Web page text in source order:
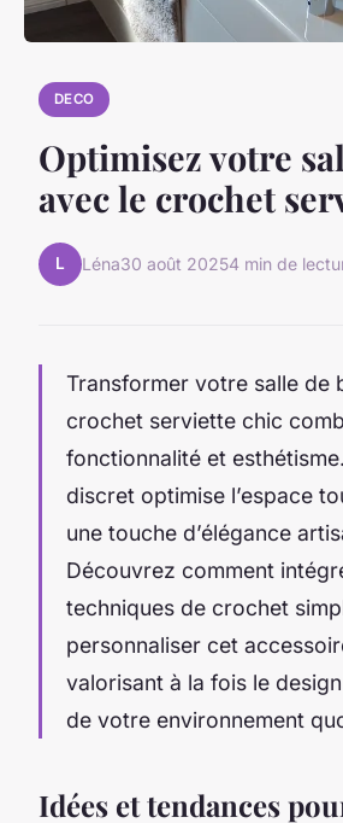
DECO
Optimisez votre
avec le crochet
L Léna30 août 20254 min de
Transformer votre salle de
crochet serviette chic
fonctionnalité et
discret optimise l’espace
une touche d’élégance
Découvrez comment
techniques de crochet
personnaliser cet
valorisant à la fois le
de votre environnement
Idées et tendances